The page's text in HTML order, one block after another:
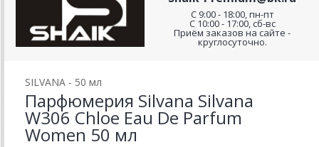
C 9:00 - 18:00, пн-пт
С 10:00 - 17:00, сб-вс
Приём заказов на сайте -
круглосуточно.
SILVANA - 50 мл
Парфюмерия Silvana Silvana
W306 Chloe Eau De Parfum
Women 50 мл